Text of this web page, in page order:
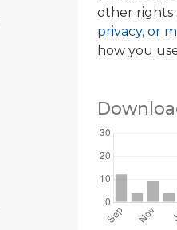
other rights
privacy, or
how you